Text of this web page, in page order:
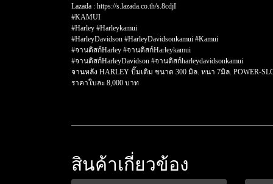
Lazada : https://s.lazada.co.th/s.8cdjI
#KAMUI
#Harley #Harleykamui
#HarleyDavidson #HarleyDavidsonkamui #Kamui
#จานดิสก์Harley #จานดิสก์Harleykamui
#จานดิสก์HarleyDavidson #จานดิสก์harleydavidsonkamui
จานหลัง HARLEY ปั๊มเดิม ขนาด 300 มิล. หนา 7มิล. POWER-
ราคาใบละ 8,000 บาท
สินค้าเกี่ยวข้อง